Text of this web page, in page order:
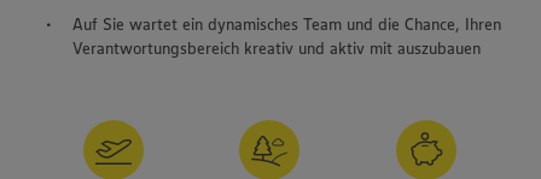
Auf Sie wartet ein dynamisches Team und die Chance, Ihren
Verantwortungsbereich kreativ und aktiv mit auszubauen